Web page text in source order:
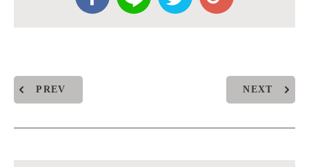
PREV NEXT